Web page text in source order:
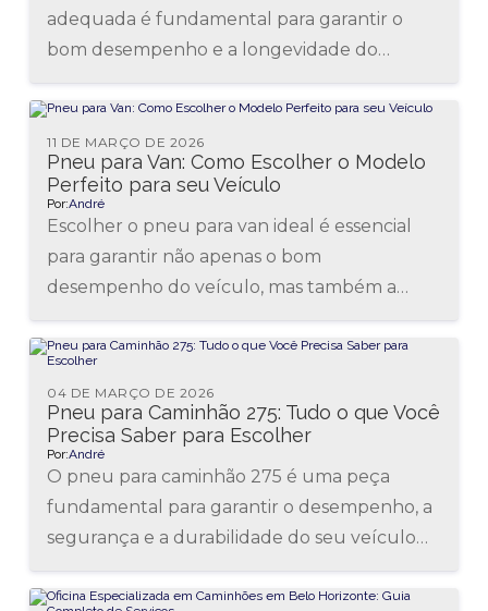
adequada é fundamental para garantir o
bom desempenho e a longevidade do
ideais...
Pneu para Van: Como Escolher o Modelo
Perfeito para seu Veículo
11 DE MARÇO DE 2026
Por:André
Escolher o pneu para van ideal é essencial
para garantir não apenas o bom
desempenho do veículo, mas também a
Pneu para Caminhão 275: Tudo o que Você
Precisa Saber para Escolher
04 DE MARÇO DE 2026
Por:André
O pneu para caminhão 275 é uma peça
fundamental para garantir o desempenho, a
segurança e a durabilidade do seu veículo